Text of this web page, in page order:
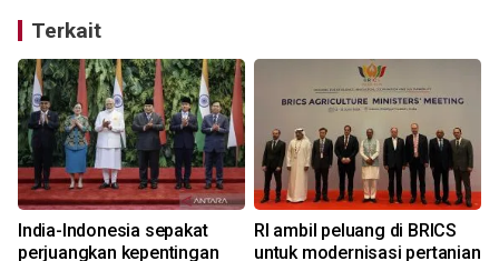
Terkait
India-Indonesia sepakat
perjuangkan kepentingan
RI ambil peluang di BRICS
untuk modernisasi pertanian